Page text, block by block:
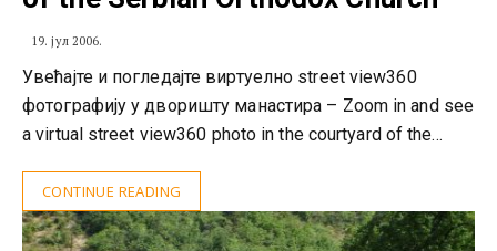
19. јул 2006.
Увећајте и погледајте виртуелно street view360
фотографију у дворишту манастира – Zoom in and see
a virtual street view360 photo in the courtyard of the…
CONTINUE READING